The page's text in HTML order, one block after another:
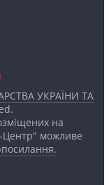
УКРАЇНИ ТА
на
Центр" можливе